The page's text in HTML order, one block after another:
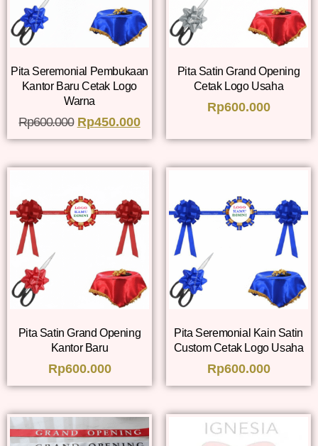
Pita Seremonial Pembukaan
Kantor Baru Cetak Logo
Warna
Rp600.000 Rp450.000
Pita Satin Grand Opening
Cetak Logo Usaha
Rp600.000
Pita Satin Grand Opening
Kantor Baru
Rp600.000
Pita Seremonial Kain Satin
Custom Cetak Logo Usaha
Rp600.000